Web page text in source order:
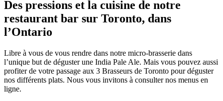
Des pressions et la cuisine de notre
restaurant bar sur Toronto, dans
l’Ontario
Libre à vous de vous rendre dans notre micro-brasserie dans
l’unique but de déguster une India Pale Ale. Mais vous pouvez aussi
profiter de votre passage aux 3 Brasseurs de Toronto pour déguster
nos différents plats. Nous vous invitons à consulter nos menus en
ligne.